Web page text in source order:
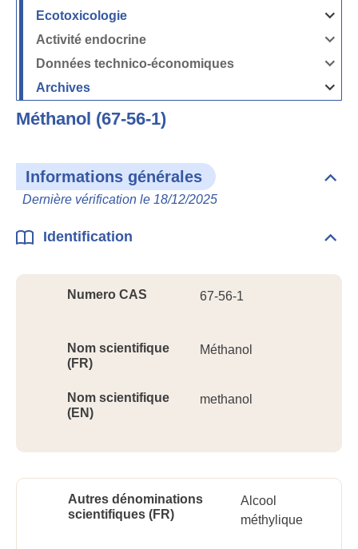
et
les
milieux
la
Ecotoxicologie
Ouvrir
la
Activité endocrine
Ouvrir
la
endocrine
Données technico-économiques
Ouvrir
la
Données
Archives
Ouvrir
Méthanol (67-56-1)
Informations générales
Dernière vérification le 18/12/2025
Identification
Numero CAS 67-56-1
Nom scientifique
(FR)
Méthanol
Nom scientifique
(EN)
methanol
Autres dénominations
scientifiques (FR)
Alcool
méthylique